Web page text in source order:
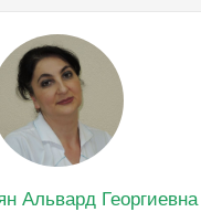
Альвард Георгиевна